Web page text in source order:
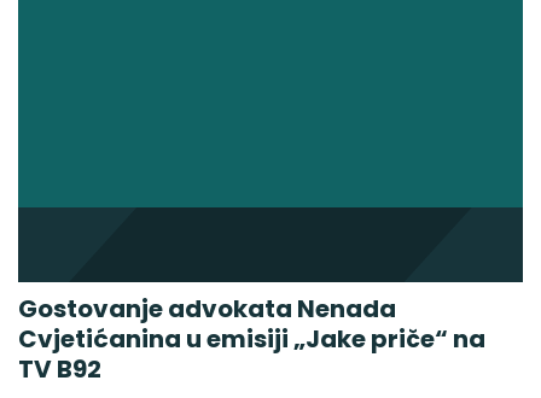
Gostovanje advokata Nenada
Cvjetićanina u emisiji „Jake priče“ na
TV B92